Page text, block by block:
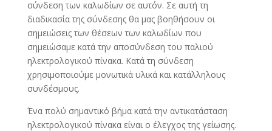
σύνδεση των καλωδίων σε αυτόν. Σε αυτή τη
διαδικασία της σύνδεσης θα μας βοηθήσουν οι
σημειώσεις των θέσεων των καλωδίων που
σημειώσαμε κατά την αποσύνδεση του παλιού
ηλεκτρολογικού πίνακα. Κατά τη σύνδεση
χρησιμοποιούμε μονωτικά υλικά και κατάλληλους
συνδέσμους.
Ένα πολύ σημαντικό βήμα κατά την αντικατάσταση
ηλεκτρολογικού πίνακα είναι ο έλεγχος της γείωσης.